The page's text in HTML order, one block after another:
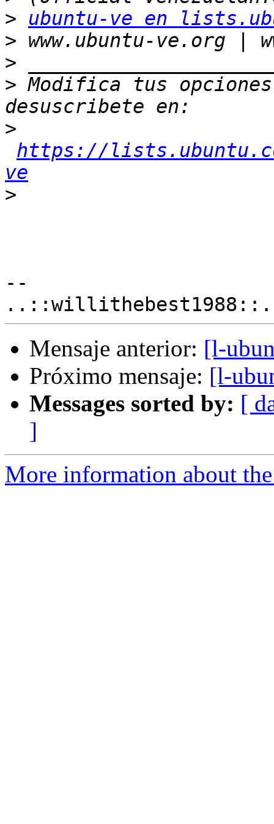
>
ubuntu-ve en
>
>
> Modifica tus
>
https://
ve
>
--
Mensaje anterior: [l-
Próximo mensaje: [l-
Messages sorted by: [
]
More information about